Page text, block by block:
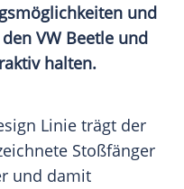
und
VW Beetle und
halten.
Linie trägt der
Stoßfänger
und damit